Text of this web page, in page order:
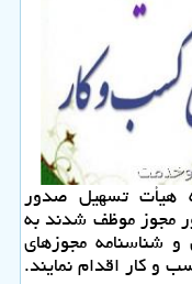
هیأت تسهیل صدور
مجوز موظف شدند به
شناسنامه مجوزهای
و كار اقدام نمایند.